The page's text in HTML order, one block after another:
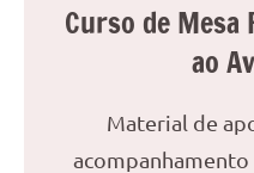
Curso de Mesa
ao
Material de
acompanhamento